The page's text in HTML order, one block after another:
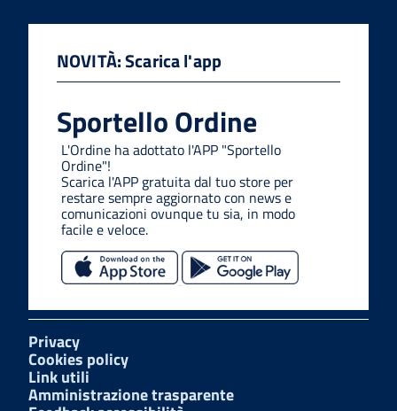
NOVITÀ: Scarica l'app
Sportello Ordine
L'Ordine ha adottato l'APP "Sportello
Ordine"!
Scarica l'APP gratuita dal tuo store per
restare sempre aggiornato con news e
comunicazioni ovunque tu sia, in modo
facile e veloce.
Privacy
Cookies policy
Link utili
Amministrazione trasparente